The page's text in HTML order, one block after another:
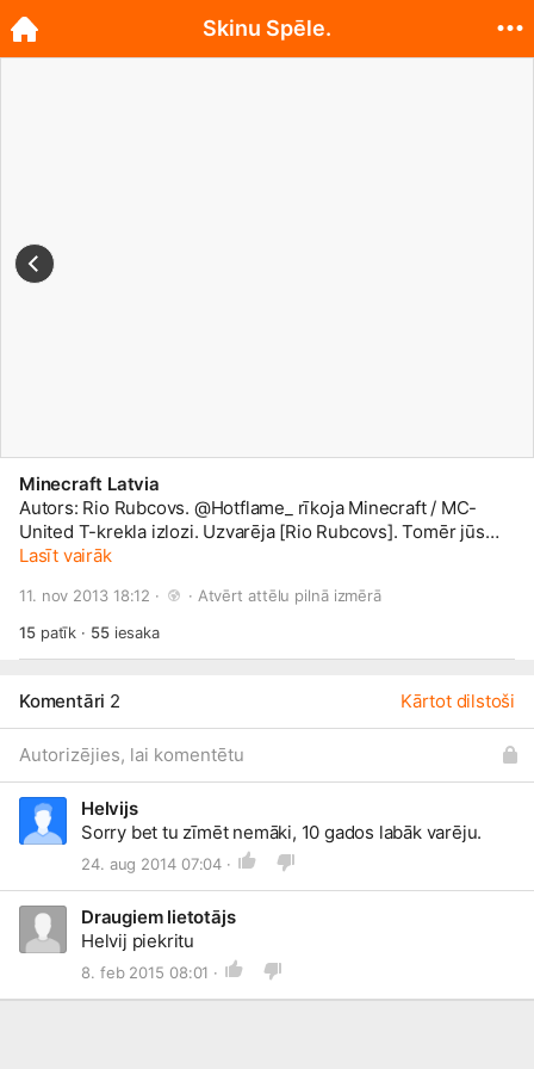
Minecraft Latvia
Autors: Rio Rubcovs. @Hotflame_ rīkoja Minecraft / MC-
United T-krekla izlozi. Uzvarēja [Rio Rubcovs]. Tomēr jūs
varat turpināt iesūtīt sevis zīmētus skinus, neaizmirstiet par
būs (ctrl+save) no Google netiks ievietoti!]
Lasīt vairāk
11. nov 2013 18:12 · · Atvērt attēlu pilnā izmērā
15patīk · 55iesaka
Komentāri 2 Kārtot dilstoši
Autorizējies, lai komentētu
Helvijs
Sorry bet tu zīmēt nemāki, 10 gados labāk varēju.
24. aug 2014 07:04 ·
Draugiem lietotājs
Helvij piekritu
8. feb 2015 08:01 ·
Skinu Spēle.